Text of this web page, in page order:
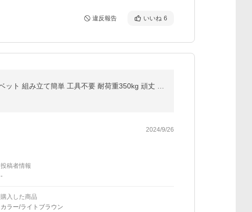
違反報告 いいね 6
2024/9/26
投稿者情報
-
購入した商品
カラー/ライトブラウン